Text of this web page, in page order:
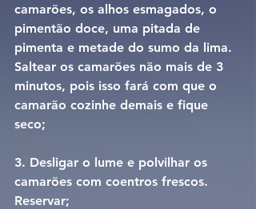
camarões, os alhos esmagados, o
pimentão doce, uma pitada de
pimenta e metade do sumo da lima.
Saltear os camarões não mais de 3
minutos, pois isso fará com que o
camarão cozinhe demais e fique
seco;
3. Desligar o lume e polvilhar os
camarões com coentros frescos.
Reservar;